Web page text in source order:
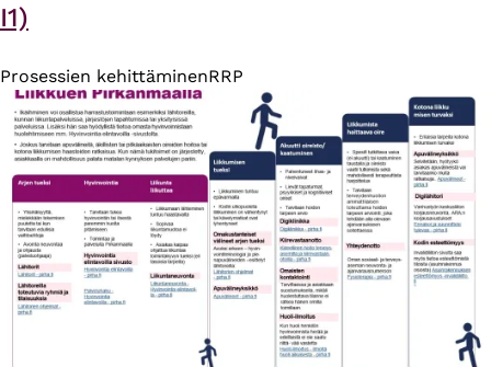
I1)
Prosessien kehittäminenRRP